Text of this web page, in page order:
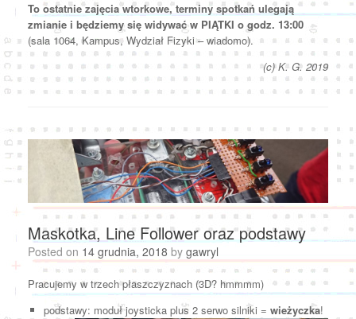
To ostatnie zajęcia wtorkowe, terminy spotkań ulegają
zmianie i będziemy się widywać w PIĄTKI o godz. 13:00
(sala 1064, Kampus, Wydział Fizyki – wiadomo).
(c) K. G. 2019
Maskotka, Line Follower oraz podstawy
Posted on 14 grudnia, 2018 by gawryl
Pracujemy w trzech płaszczyznach (3D? hmmmm)
podstawy: moduł joysticka plus 2 serwo silniki = wieżyczka!